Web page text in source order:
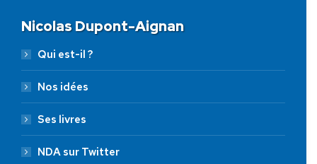
Nicolas Dupont-Aignan
Qui est-il ?
Nos idées
Ses livres
NDA sur Twitter